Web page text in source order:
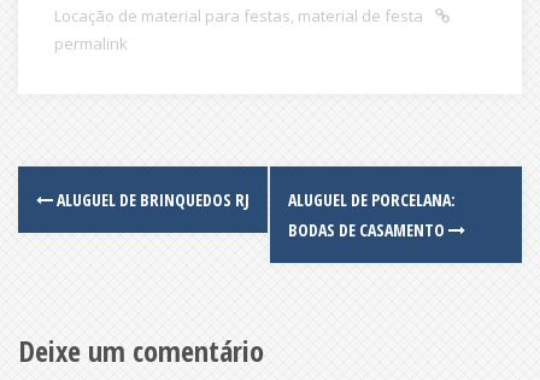
Locação de material para festas, material de festa
permalink
Post
navigation
ALUGUEL DE BRINQUEDOS RJ
ALUGUEL DE PORCELANA:
BODAS DE CASAMENTO
Deixe um comentário